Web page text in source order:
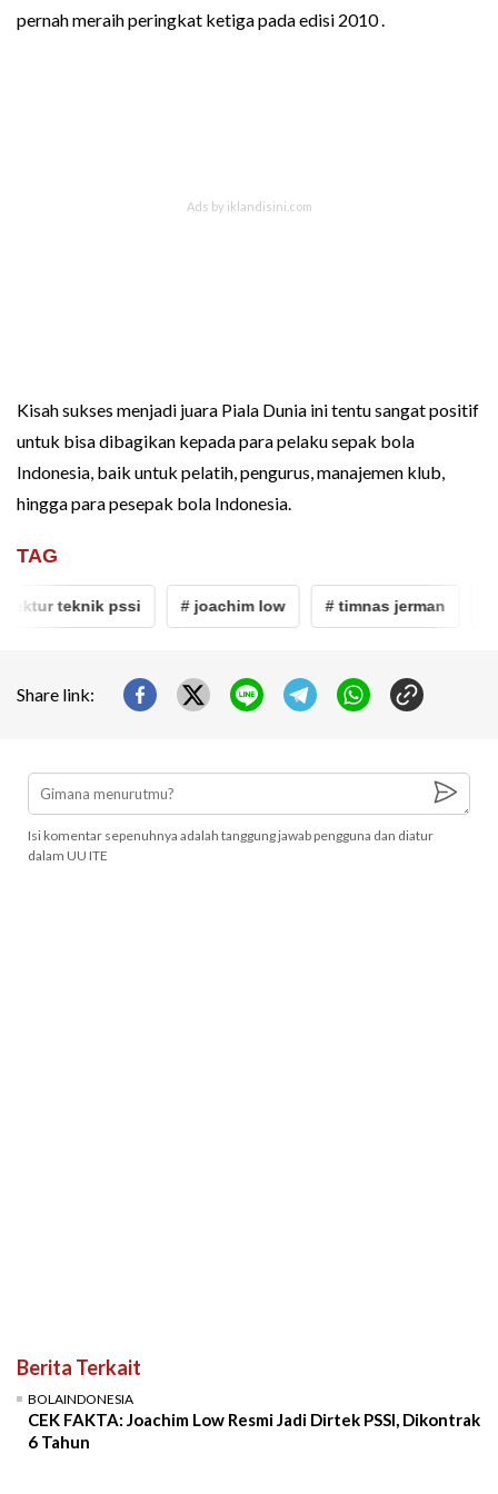
pernah meraih peringkat ketiga pada edisi 2010 .
Kisah sukses menjadi juara Piala Dunia ini tentu sangat positif
untuk bisa dibagikan kepada para pelaku sepak bola
Indonesia, baik untuk pelatih, pengurus, manajemen klub,
hingga para pesepak bola Indonesia.
TAG
teknik pssi # joachim low # timnas jerman
Share link:
Isi komentar sepenuhnya adalah tanggung jawab pengguna dan diatur
dalam UU ITE
Berita Terkait
BOLAINDONESIA
CEK FAKTA: Joachim Low Resmi Jadi Dirtek PSSI, Dikontrak
6 Tahun